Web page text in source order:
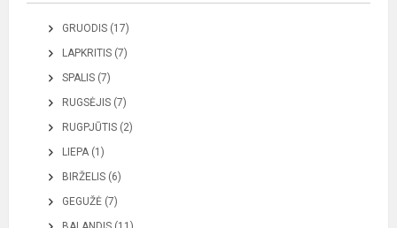
GRUODIS (17)
LAPKRITIS (7)
SPALIS (7)
RUGSĖJIS (7)
RUGPJŪTIS (2)
LIEPA (1)
BIRŽELIS (6)
GEGUŽĖ (7)